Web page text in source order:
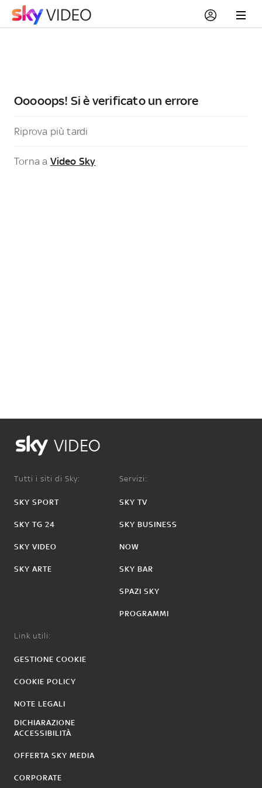
Ooooops! Si è verificato un errore
Riprova più tardi
Torna a Video Sky
VIDEO
Tutti i siti di Sky:
SKY SPORT
SKY TG 24
SKY VIDEO
SKY ARTE
Servizi:
SKY TV
SKY BUSINESS
NOW
SKY BAR
SPAZI SKY
PROGRAMMI
Link utili:
GESTIONE COOKIE
COOKIE POLICY
NOTE LEGALI
DICHIARAZIONE
ACCESSIBILITÀ
OFFERTA SKY MEDIA
CORPORATE